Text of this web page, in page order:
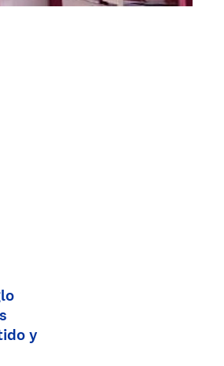
y